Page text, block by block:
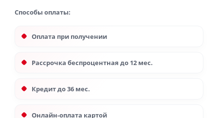
Способы оплаты:
Оплата при получении
Рассрочка беспроцентная до 12 мес.
Кредит до 36 мес.
Онлайн-оплата картой